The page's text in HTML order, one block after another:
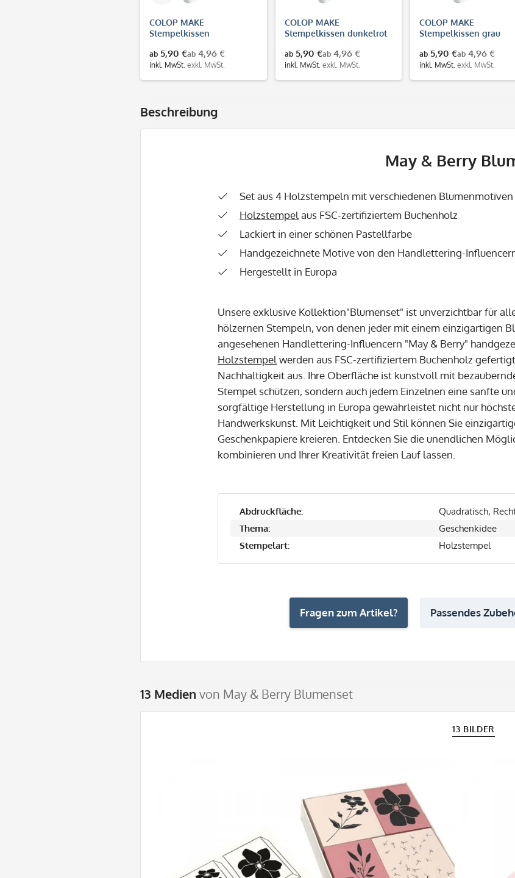
COLOP MAKE
Stempelkissen
ab 5,90 €
inkl. MwSt.
ab 4,96 €
exkl. MwSt.
COLOP MAKE
Stempelkissen dunkelrot
ab5,90 €
inkl. MwSt.
ab4,96 €
exkl. MwSt.
COLOP MAKE
Stempelkissen grau
ab 5,90 €
inkl. MwSt.
ab 4,96 €
exkl. MwSt.
Beschreibung
May & Berry
Set aus 4 Holzstempeln mit verschiedenen Blumenmotiven
Holzstempel aus FSC-zertifiziertem Buchenholz
Lackiert in einer schönen Pastellfarbe
Handgezeichnete Motive von den Handlettering-
Hergestellt in Europa
Unsere exklusive Kollektion"Blumenset" ist unverzichtbar für
hölzernen Stempeln, von denen jeder mit einem einzigartigen
angesehenen Handlettering-Influencern "May & Berry"
Holzstempel werden aus FSC-zertifiziertem Buchenholz
Nachhaltigkeit aus. Ihre Oberfläche ist kunstvoll mit
Stempel schützen, sondern auch jedem Einzelnen eine sanfte
sorgfältige Herstellung in Europa gewährleistet nicht nur
Handwerkskunst. Mit Leichtigkeit und Stil können Sie
Geschenkpapiere kreieren. Entdecken Sie die unendlichen
kombinieren und Ihrer Kreativität freien Lauf lassen.
Abdruckfläche:
Quadratisch,
Thema:
Geschenkidee
Stempelart:
Holzstempel
Fragen zum Artikel? Passendes
13 Medien von May & Berry Blumenset
13 BILDER